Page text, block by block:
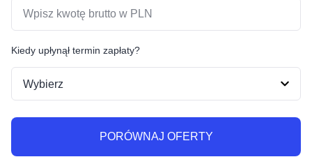
Kiedy upłynął termin zapłaty?
PORÓWNAJ OFERTY